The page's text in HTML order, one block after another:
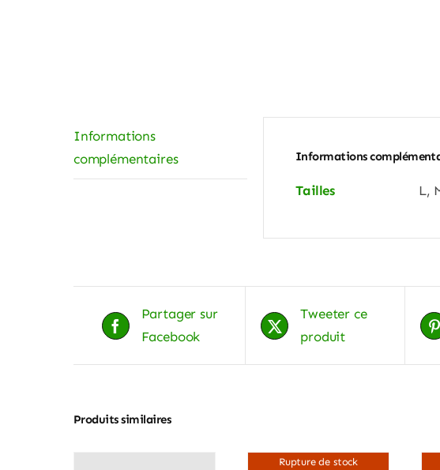
Informations
complémentaires
Informations
Tailles L,
Partager sur
Facebook
Tweeter ce
produit
Produits similaires
Rupture de stock